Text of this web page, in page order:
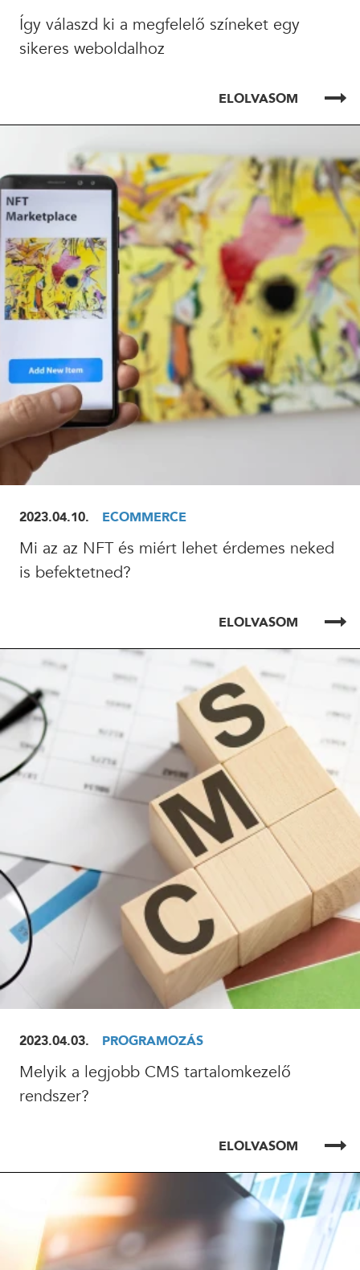
Így válaszd ki a megfelelő színeket egy
sikeres weboldalhoz
ELOLVASOM
ELOLVASOM
2023.04.10. ECOMMERCE
Mi az az NFT és miért lehet érdemes neked
is befektetned?
ELOLVASOM
ELOLVASOM
2023.04.03. PROGRAMOZÁS
Melyik a legjobb CMS tartalomkezelő
rendszer?
ELOLVASOM